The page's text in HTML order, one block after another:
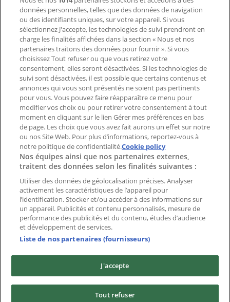
Demande marketing et professionnelle
Magasin mal situé sur la carte
Signaler un prospectus
Vous rencontrez un problème technique sur l’appli
ou le site?
Index
Marques
Marques locales
Enseignes
Commerces à proximité
Produits
Produits locaux
Villes
Télécharger l'appli Tiendeo
Copyright © Tiendeo ® 2026 · Shopfully Marketing S.L.U. –
données personnelles, telles que des données de navigation
ou des identifiants uniques, sur votre appareil. Si vous
sélectionnez J'accepte, les technologies de suivi prendront en
charge les finalités affichées dans la section « Nous et nos
partenaires traitons des données pour fournir ». Si vous
choisissez Tout refuser ou que vous retirez votre
consentement, elles seront désactivées. Si les technologies de
suivi sont désactivées, il est possible que certains contenus et
annonces qui vous sont présentés ne soient pas pertinents
pour vous. Vous pouvez faire réapparaître ce menu pour
modifier vos choix ou pour retirer votre consentement à tout
moment en cliquant sur le lien Gérer mes préférences en bas
de page. Les choix que vous avez fait aurons un effet sur notre
ou nos Site Web. Pour plus d’informations, reportez-vous à
notre politique de confidentialité.Cookie policy
Nos équipes ainsi que nos partenaires externes,
traitent des données selon les finalités suivantes :
Utiliser des données de géolocalisation précises. Analyser
activement les caractéristiques de l’appareil pour
l’identification. Stocker et/ou accéder à des informations sur
un appareil. Publicités et contenu personnalisés, mesure de
performance des publicités et du contenu, études d’audience
et développement de services.
Liste de nos partenaires (fournisseurs)
J'accepte
Tout refuser